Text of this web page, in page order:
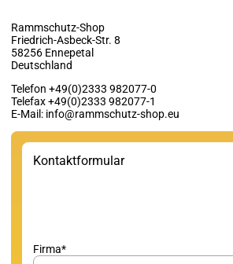
Rammschutz-Shop
Friedrich-Asbeck-Str. 8
58256 Ennepetal
Deutschland
Telefon +49(0)2333 982077-0
Telefax +49(0)2333 982077-1
E-Mail: info@rammschutz-shop.eu
Kontaktformular
Firma*